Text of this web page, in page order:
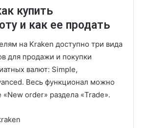
купить
и как ее продать
на Kraken доступно три вида
для продажи и покупки
валют: Simple,
Весь функционал можно
«New order» раздела «Trade».